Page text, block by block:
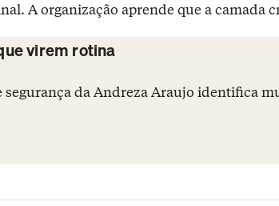
A organização aprende que a
virem rotina
da Andreza Araujo identifica